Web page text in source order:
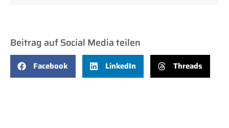
Beitrag auf Social Media teilen
Facebook LinkedIn Threads